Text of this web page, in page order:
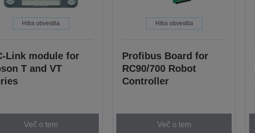
Hitra obvestila
Link module for
T and VT
Več o tem
Hitra obvestila
Profibus Board for
RC90/700 Robot
Controller
Več o tem